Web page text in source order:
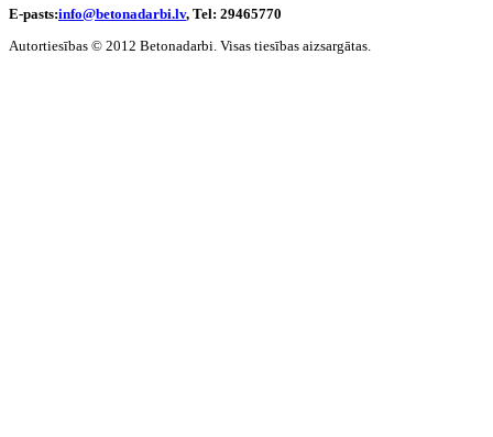
E-pasts:info@betonadarbi.lv, Tel: 29465770
Autortiesības © 2012 Betonadarbi. Visas tiesības aizsargātas.